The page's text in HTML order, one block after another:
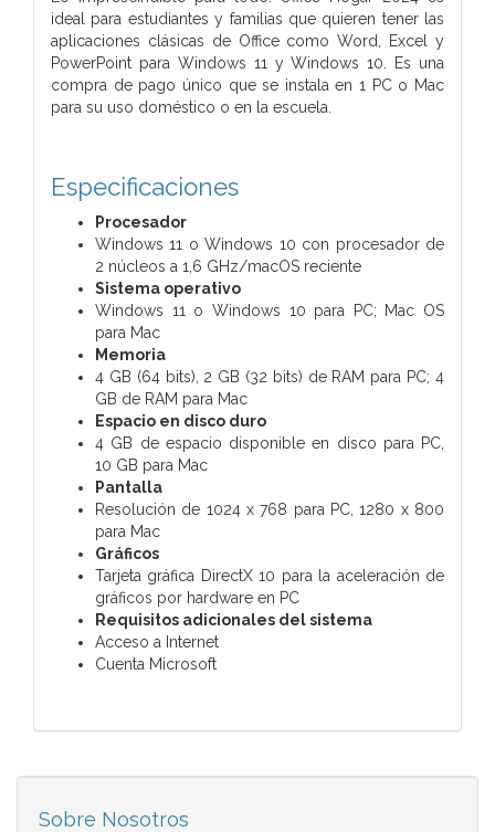
ideal para estudiantes y familias que quieren tener las
aplicaciones clásicas de Office como Word, Excel y
PowerPoint para Windows 11 y Windows 10. Es una
compra de pago único que se instala en 1 PC o Mac
para su uso doméstico o en la escuela.
Especificaciones
Procesador
Windows 11 o Windows 10 con procesador de
2 núcleos a 1,6 GHz/macOS reciente
Sistema operativo
Windows 11 o Windows 10 para PC; Mac OS
para Mac
Memoria
4 GB (64 bits), 2 GB (32 bits) de RAM para PC; 4
GB de RAM para Mac
Espacio en disco duro
4 GB de espacio disponible en disco para PC,
10 GB para Mac
Pantalla
Resolución de 1024 x 768 para PC, 1280 x 800
para Mac
Gráficos
Tarjeta gráfica DirectX 10 para la aceleración de
gráficos por hardware en PC
Requisitos adicionales del sistema
Acceso a Internet
Cuenta Microsoft
Sobre Nosotros